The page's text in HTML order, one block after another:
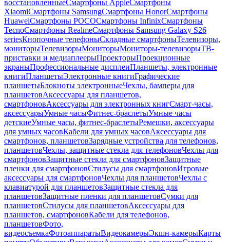
восстановленныеСмартфоны AppleСмартфоны
XiaomiСмартфоны SamsungСмартфоны HonorСмартфоны
HuaweiСмартфоны POCOСмартфоны InfinixСмартфоны
TecnoСмартфоны RealmeСмартфоны Samsung Galaxy S26
seriesКнопочные телефоныСкладные смартфоныТелевизоры,
мониторыТелевизорыМониторыМониторы-телевизорыТВ-
приставки и медиаплеерыПроекторыПроекционные
экраныПрофессиональные дисплеиПланшеты, электронные
книгиПланшетыЭлектронные книгиГрафические
планшетыБлокноты электронныеЧехлы, бамперы для
планшетовАксессуары для планшетов,
смартфоновАксессуары для электронных книгСмарт-часы,
аксессуарыУмные часыФитнес-браслетыУмные часы
детскиеУмные часы, фитнес-браслетыРемешки, аксессуары
для умных часовКабели для умных часовАксессуары для
смартфонов, планшетовЗарядные устройства для телефонов,
планшетовЧехлы, защитные стекла для телефоновЧехлы для
смартфоновЗащитные стекла для смартфоновЗащитные
пленки для смартфоновСтилусы для смартфоновИгровые
аксессуары для смартфоновЧехлы для планшетовЧехлы с
клавиатурой для планшетовЗащитные стекла для
планшетовЗащитные пленки для планшетовСумки для
планшетовСтилусы для планшетовАксессуары для
планшетов, смартфоновКабели для телефонов,
планшетовФото,
видеосъемкаФотоаппаратыВидеокамерыЭкшн-камерыКарты